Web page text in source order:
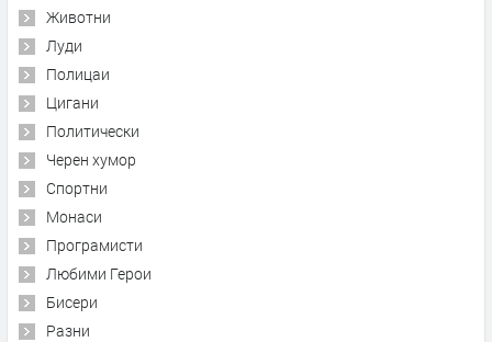
Животни
Луди
Полицаи
Цигани
Политически
Черен хумор
Спортни
Монаси
Програмисти
Любими Герои
Бисери
Разни